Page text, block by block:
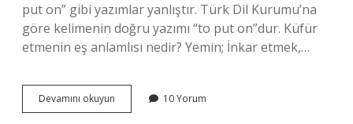
put on” gibi yazımlar yanlıştır. Türk Dil Kurumu’na
göre kelimenin doğru yazımı “to put on”dur. Küfür
etmenin eş anlamlısı nedir? Yemin; İnkar etmek,…
Devamını okuyun Cezbetmek
Eş
10 Yorum